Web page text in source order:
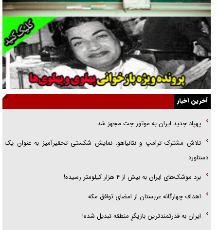
گفت‌وگو با همسر یکی از شهدای جنگ رمضان/ پیکر بی‌سر شهید را از
انگشت‌های پا شناسایی کردیم
نسلی که آنلاین الگو می‌گیرد
گفت‌وگو با آیت‌الله جاودان/ جفای مخالفان مکانت معنوی رهبر شهید را
ارتقا می‌داد
راننده مست به قانون می‌خندد
همه آقای دوربینی شده‌ایم!
قصه ناتمام سرویس مدارس
آخرین اخبار
پهپاد جدید ایران به موتور جت مجهز شد
تلاش مشترک ترامپ و نتانیاهو: نمایش شکستی تحقیرآمیز به عنوان یک
دستاورد
برد موشک‌های ایران به بیش از ۴ هزار کیلومتر رسیده!
اهداف چهارگانه عربستان از امضای توافق مکه
ایران به قدرتمندترین بازیگرِ منطقه تبدیل شده!